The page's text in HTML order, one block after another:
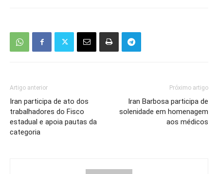
Artigo anterior
Iran participa de ato dos
trabalhadores do Fisco
estadual e apoia pautas da
categoria
Próximo artigo
Iran Barbosa participa de
solenidade em homenagem
aos médicos